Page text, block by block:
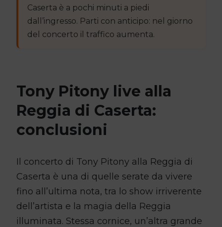
Caserta è a pochi minuti a piedi
dall’ingresso. Parti con anticipo: nel giorno
del concerto il traffico aumenta.
Tony Pitony live alla
Reggia di Caserta:
conclusioni
Il concerto di Tony Pitony alla Reggia di
Caserta è una di quelle serate da vivere
fino all’ultima nota, tra lo show irriverente
dell’artista e la magia della Reggia
illuminata. Stessa cornice, un’altra grande